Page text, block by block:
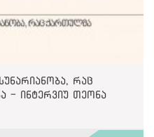
რაც
- ინტერვიუ თეონა